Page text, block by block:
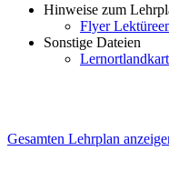
Hinweise zum
Flyer
Sonstige Dateien
Gesamten Lehrplan